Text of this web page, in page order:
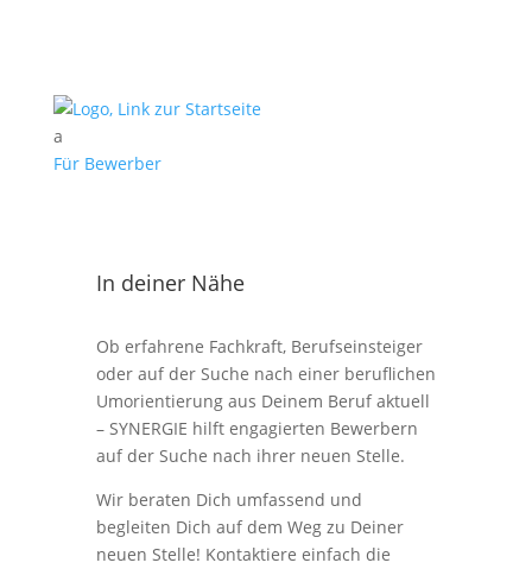
a
Für Bewerber
In deiner Nähe
Ob erfahrene Fachkraft, Berufseinsteiger
oder auf der Suche nach einer beruflichen
Umorientierung aus Deinem Beruf aktuell
– SYNERGIE hilft engagierten Bewerbern
auf der Suche nach ihrer neuen Stelle.
Wir beraten Dich umfassend und
begleiten Dich auf dem Weg zu Deiner
neuen Stelle! Kontaktiere einfach die